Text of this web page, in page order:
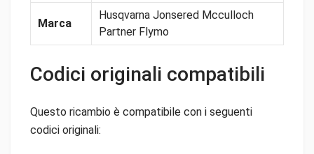
Marca
Husqvarna Jonsered Mcculloch
Partner Flymo
Codici originali compatibili
Questo ricambio è compatibile con i seguenti
codici originali: